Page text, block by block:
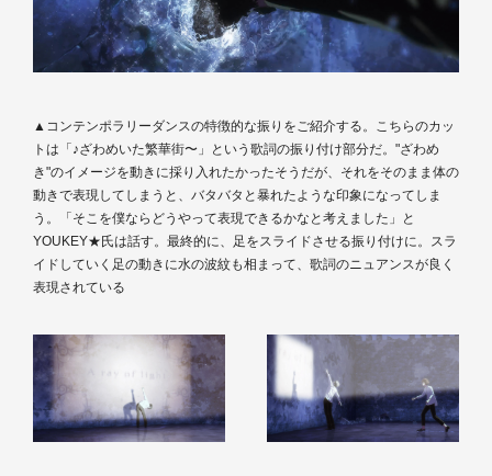
▲コンテンポラリーダンスの特徴的な振りをご紹介する。こちらのカッ
トは「♪ざわめいた繁華街〜」という歌詞の振り付け部分だ。"ざわめ
き"のイメージを動きに採り入れたかったそうだが、それをそのまま体の
動きで表現してしまうと、バタバタと暴れたような印象になってしま
う。「そこを僕ならどうやって表現できるかなと考えました」と
YOUKEY★氏は話す。最終的に、足をスライドさせる振り付けに。スラ
イドしていく足の動きに水の波紋も相まって、歌詞のニュアンスが良く
表現されている